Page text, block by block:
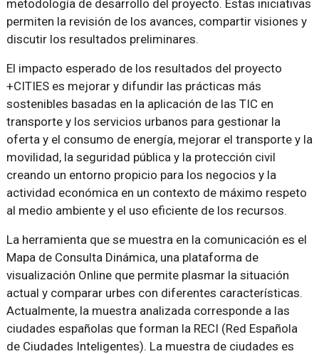
metodología de desarrollo del proyecto. Estas iniciativas
permiten la revisión de los avances, compartir visiones y
discutir los resultados preliminares.
El impacto esperado de los resultados del proyecto
+CITIES es mejorar y difundir las prácticas más
sostenibles basadas en la aplicación de las TIC en
transporte y los servicios urbanos para gestionar la
oferta y el consumo de energía, mejorar el transporte y la
movilidad, la seguridad pública y la protección civil
creando un entorno propicio para los negocios y la
actividad económica en un contexto de máximo respeto
al medio ambiente y el uso eficiente de los recursos.
La herramienta que se muestra en la comunicación es el
Mapa de Consulta Dinámica, una plataforma de
visualización Online que permite plasmar la situación
actual y comparar urbes con diferentes características.
Actualmente, la muestra analizada corresponde a las
ciudades españolas que forman la RECI (Red Española
de Ciudades Inteligentes). La muestra de ciudades es